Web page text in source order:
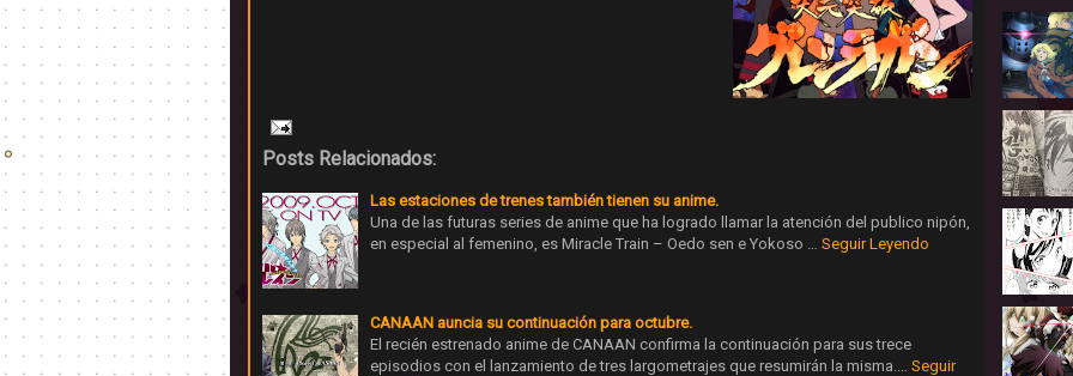
Posts Relacionados:
Las estaciones de trenes también tienen su anime.
Una de las futuras series de anime que ha logrado llamar la atención del publico nipón,
en especial al femenino, es Miracle Train – Oedo sen e Yokoso …
Seguir Leyendo
CANAAN auncia su continuación para octubre.
El recién estrenado anime de CANAAN confirma la continuación para sus trece
episodios con el lanzamiento de tres largometrajes que resumirán la misma.…
Seguir